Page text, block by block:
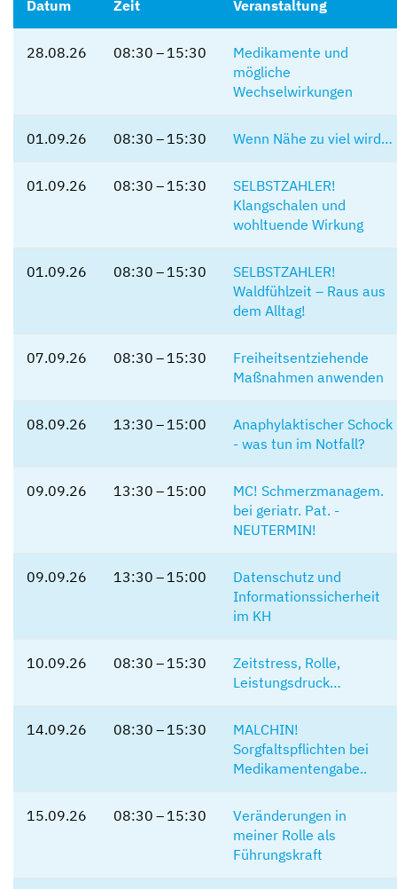
Datum Zeit Veranstaltung
28.08.26 08:30 – 15:30
Medikamente und
mögliche
Wechselwirkungen
01.09.26 08:30 – 15:30 Wenn Nähe zu viel wird…
01.09.26 08:30 – 15:30
SELBSTZAHLER!
Klangschalen und
wohltuende Wirkung
01.09.26 08:30 – 15:30
SELBSTZAHLER!
Waldfühlzeit – Raus aus
dem Alltag!
07.09.26 08:30 – 15:30
Freiheitsentziehende
Maßnahmen anwenden
08.09.26 13:30 – 15:00
Anaphylaktischer Schock
- was tun im Notfall?
09.09.26 13:30 – 15:00
MC! Schmerzmanagem.
bei geriatr. Pat. -
NEUTERMIN!
09.09.26 13:30 – 15:00
Datenschutz und
Informationssicherheit
im KH
10.09.26 08:30 – 15:30
Zeitstress, Rolle,
Leistungsdruck…
14.09.26 08:30 – 15:30
MALCHIN!
Sorgfaltspflichten bei
Medikamentengabe..
15.09.26 08:30 – 15:30
Veränderungen in
meiner Rolle als
Führungskraft